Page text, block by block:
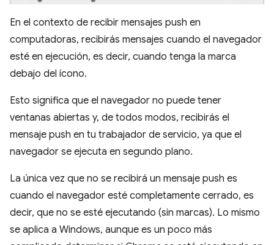
En el contexto de recibir mensajes push en
computadoras, recibirás mensajes cuando el navegador
esté en ejecución, es decir, cuando tenga la marca
debajo del ícono.
Esto significa que el navegador no puede tener
ventanas abiertas y, de todos modos, recibirás el
mensaje push en tu trabajador de servicio, ya que el
navegador se ejecuta en segundo plano.
La única vez que no se recibirá un mensaje push es
cuando el navegador esté completamente cerrado, es
decir, que no se esté ejecutando (sin marcas). Lo mismo
se aplica a Windows, aunque es un poco más